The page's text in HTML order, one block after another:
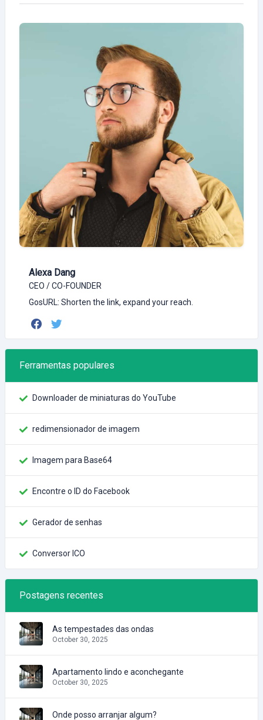
Alexa Dang
CEO / CO-FOUNDER
GosURL: Shorten the link, expand your reach.
Ferramentas populares
Downloader de miniaturas do YouTube
redimensionador de imagem
Imagem para Base64
Encontre o ID do Facebook
Gerador de senhas
Conversor ICO
Postagens recentes
As tempestades das ondas
October 30, 2025
Apartamento lindo e aconchegante
October 30, 2025
Onde posso arranjar algum?